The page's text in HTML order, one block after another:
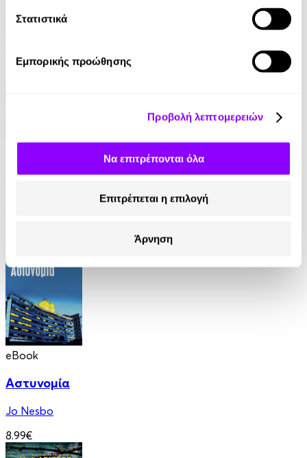
Στατιστικά
Εμπορικής προώθησης
Προβολή λεπτομερειών
Να επιτρέπονται όλα
Επιτρέπεται η επιλογή
Άρνηση
11.99€
Στον τάφο κάποιου άλλου
eBook
Αστυνομία
Jo Nesbo
8.99€